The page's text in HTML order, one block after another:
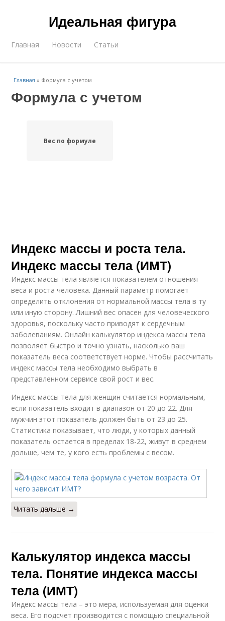
Идеальная фигура
Главная Новости Статьи
Главная » Формула с учетом
Формула с учетом
Вес по формуле
Индекс массы и роста тела.
Индекс массы тела (ИМТ)
Индекс массы тела является показателем отношения
веса и роста человека. Данный параметр помогает
определить отклонения от нормальной массы тела в ту
или иную сторону. Лишний вес опасен для человеческого
здоровья, поскольку часто приводят к сердечным
заболеваниям. Онлайн калькулятор индекса массы тела
позволяет быстро и точно узнать, насколько ваш
показатель веса соответствует норме. Чтобы рассчитать
индекс массы тела необходимо выбрать в
представленном сервисе свой рост и вес.
Индекс массы тела для женщин считается нормальным,
если показатель входит в диапазон от 20 до 22. Для
мужчин этот показатель должен быть от 23 до 25.
Статистика показывает, что люди, у которых данный
показатель остается в пределах 18-22, живут в среднем
дольше, чем те, у кого есть проблемы с весом.
Читать дальше →
Калькулятор индекса массы
тела. Понятие индекса массы
тела (ИМТ)
Индекс массы тела – это мера, используемая для оценки
веса. Его подсчет производится с помощью специальной